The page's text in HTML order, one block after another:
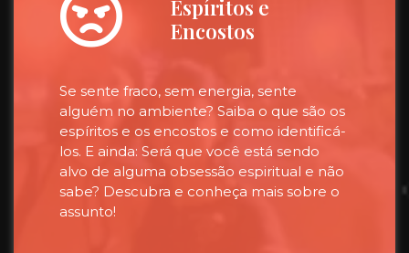
Espíritos e
Encostos
Se sente fraco, sem energia, sente
alguém no ambiente? Saiba o que são os
espíritos e os encostos e como identificá-
los. E ainda: Será que você está sendo
alvo de alguma obsessão espiritual e não
sabe? Descubra e conheça mais sobre o
assunto!